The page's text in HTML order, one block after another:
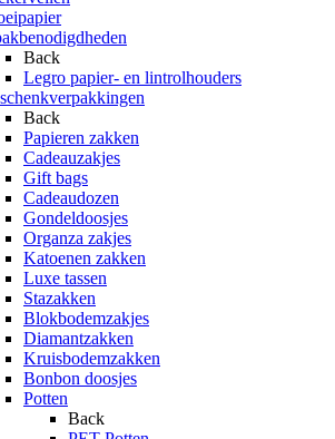
Back
Legro papier- en lintrolhouders
Back
Papieren zakken
Cadeauzakjes
Gift bags
Cadeaudozen
Gondeldoosjes
Organza zakjes
Katoenen zakken
Luxe tassen
Stazakken
Blokbodemzakjes
Diamantzakken
Kruisbodemzakken
Bonbon doosjes
Potten
Back